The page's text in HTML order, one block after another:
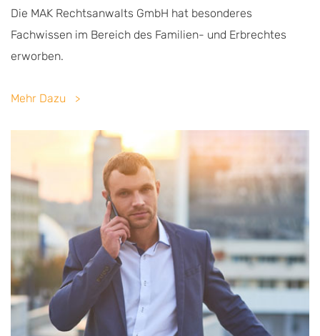
Die MAK Rechtsanwalts GmbH hat besonderes
Fachwissen im Bereich des Familien- und Erbrechtes
erworben.
Mehr Dazu